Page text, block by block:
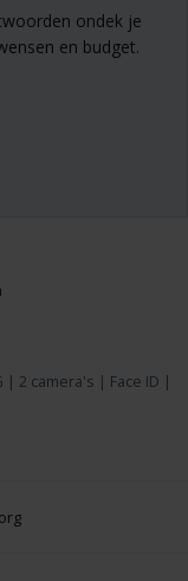
ondek je
en budget.
| 2 camera's | Face ID |